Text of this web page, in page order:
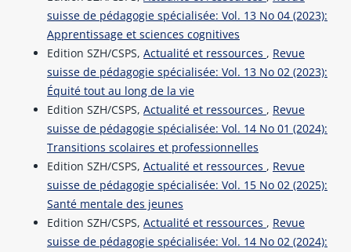
suisse de pédagogie spécialisée: Vol. 13 No 04 (2023):
Apprentissage et sciences cognitives
Edition SZH/CSPS, Actualité et ressources , Revue
suisse de pédagogie spécialisée: Vol. 13 No 02 (2023):
Équité tout au long de la vie
Edition SZH/CSPS, Actualité et ressources , Revue
suisse de pédagogie spécialisée: Vol. 14 No 01 (2024):
Transitions scolaires et professionnelles
Edition SZH/CSPS, Actualité et ressources , Revue
suisse de pédagogie spécialisée: Vol. 15 No 02 (2025):
Santé mentale des jeunes
Edition SZH/CSPS, Actualité et ressources , Revue
suisse de pédagogie spécialisée: Vol. 14 No 02 (2024):